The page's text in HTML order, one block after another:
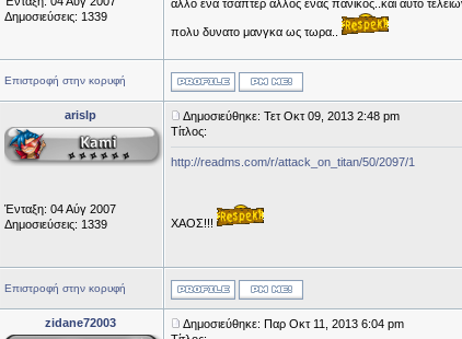
Δημοσιεύσεις: 1339
αλλο ενα τσαπτερ αλλος ενας πανικος..και αυτο
πολυ δυνατο μανγκα ως τωρα..
Επιστροφή στην κορυφή
arislp
Ένταξη: 04 Αύγ 2007
Δημοσιεύσεις: 1339
Δημοσιεύθηκε: Τετ Οκτ 09, 2013 2:48 pm
Τίτλος:
http://readms.com/r/attack_on_titan/50/2097/1
ΧΑΟΣ!!!
Επιστροφή στην κορυφή
zidane72003
Δημοσιεύθηκε: Παρ Οκτ 11, 2013 6:04 pm